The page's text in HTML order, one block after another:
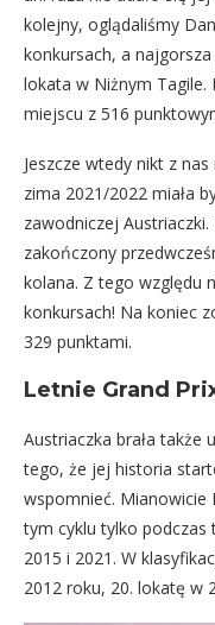
kolejny, oglądaliśmy
konkursach, a
lokata w Niżnym Tagile.
miejscu z 516
Jeszcze wtedy nikt z
zima 2021/2022 miała
zawodniczej
zakończony
kolana. Z tego względu
konkursach! Na koniec
329 punktami.
Letnie Grand
Austriaczka brała także
tego, że jej historia
wspomnieć. Mianowicie
tym cyklu tylko podczas
2015 i 2021. W
2012 roku, 20. lokatę w